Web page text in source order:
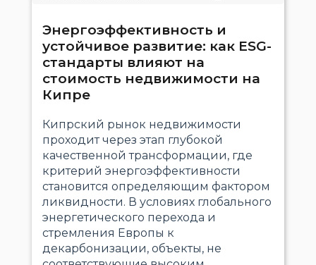
Энергоэффективность и
устойчивое развитие: как ESG-
стандарты влияют на
стоимость недвижимости на
Кипре
Кипрский рынок недвижимости
проходит через этап глубокой
качественной трансформации, где
критерий энергоэффективности
становится определяющим фактором
ликвидности. В условиях глобального
энергетического перехода и
стремления Европы к
декарбонизации, объекты, не